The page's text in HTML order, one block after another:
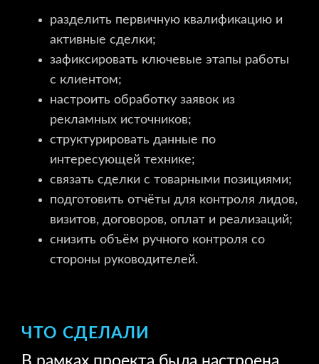
разделить первичную квалификацию и
активные сделки;
зафиксировать ключевые этапы работы
с клиентом;
настроить обработку заявок из
рекламных источников;
структурировать данные по
интересующей технике;
связать сделки с товарными позициями;
подготовить отчёты для контроля лидов,
визитов, договоров, оплат и реализаций;
снизить объём ручного контроля со
стороны руководителей.
ЧТО СДЕЛАЛИ